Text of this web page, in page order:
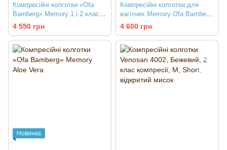
Компресійні колготки «Ofa
Bamberg» Memory 1 і 2 класу
компресії
4 550 грн
Компресійні колготки для
вагітних Memory Ofa Bamberg
1 і 2 клас компресії
4 600 грн
Новинка